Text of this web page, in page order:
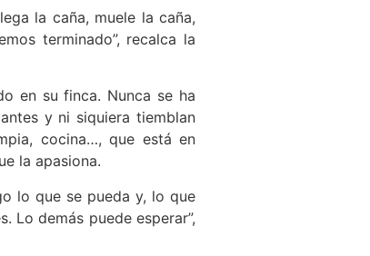
la caña, muele la caña,
terminado”, recalca la
en su finca. Nunca se ha
y ni siquiera tiemblan
cocina…, que está en
la apasiona.
lo que se pueda y, lo que
Lo demás puede esperar”,